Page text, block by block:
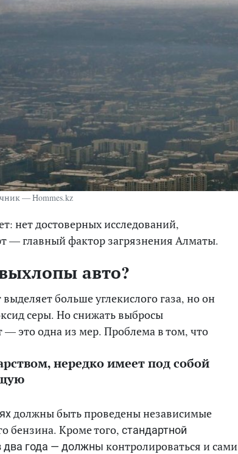
— Нommes.kz
нет достоверных исследований,
— главный фактор загрязнения Алматы.
авто?
больше углекислого газа, но он
серы. Но снижать выбросы
— это одна из мер. Проблема в том, что
нередко имеет под собой
должны быть проведены независимые
бензина. Кроме того, стандартной
два года — должны контролироваться и сами